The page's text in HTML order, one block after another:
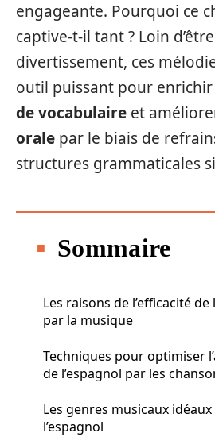
engageante. Pourquoi ce
captive-t-il tant ? Loin
divertissement, ces
outil puissant pour enrichir
de vocabulaire et
orale par le biais de
structures grammaticales
Sommaire
Les raisons de l’efficacité de
par la musique
Techniques pour optimiser
de l’espagnol par les
Les genres musicaux
l’espagnol